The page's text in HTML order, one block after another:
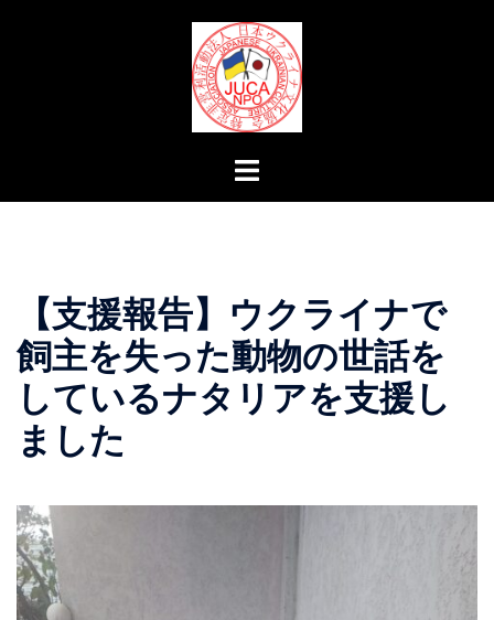
ト
ュ
ー
【支援報告】ウクライナで
飼主を失った動物の世話を
しているナタリアを支援し
ました